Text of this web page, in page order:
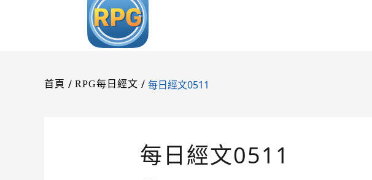
首頁 / RPG每日經文 / 每日經文0511
每日經文0511